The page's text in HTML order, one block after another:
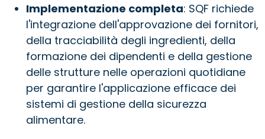
Implementazione completa: SQF richiede
l'integrazione dell'approvazione dei fornitori,
della tracciabilità degli ingredienti, della
formazione dei dipendenti e della gestione
delle strutture nelle operazioni quotidiane
per garantire l'applicazione efficace dei
sistemi di gestione della sicurezza
alimentare.